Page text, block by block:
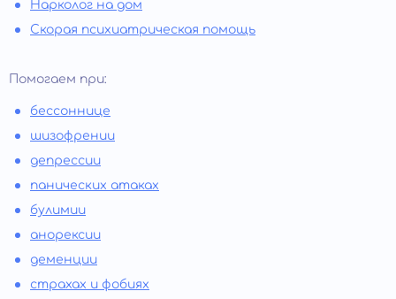
Нарколог на дом
Скорая психиатрическая помощь
Помогаем при:
бессоннице
шизофрении
депрессии
панических атаках
булимии
анорексии
деменции
страхах и фобиях